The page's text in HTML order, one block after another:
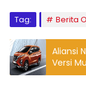
Tag: Berita
Aliansi
Versi